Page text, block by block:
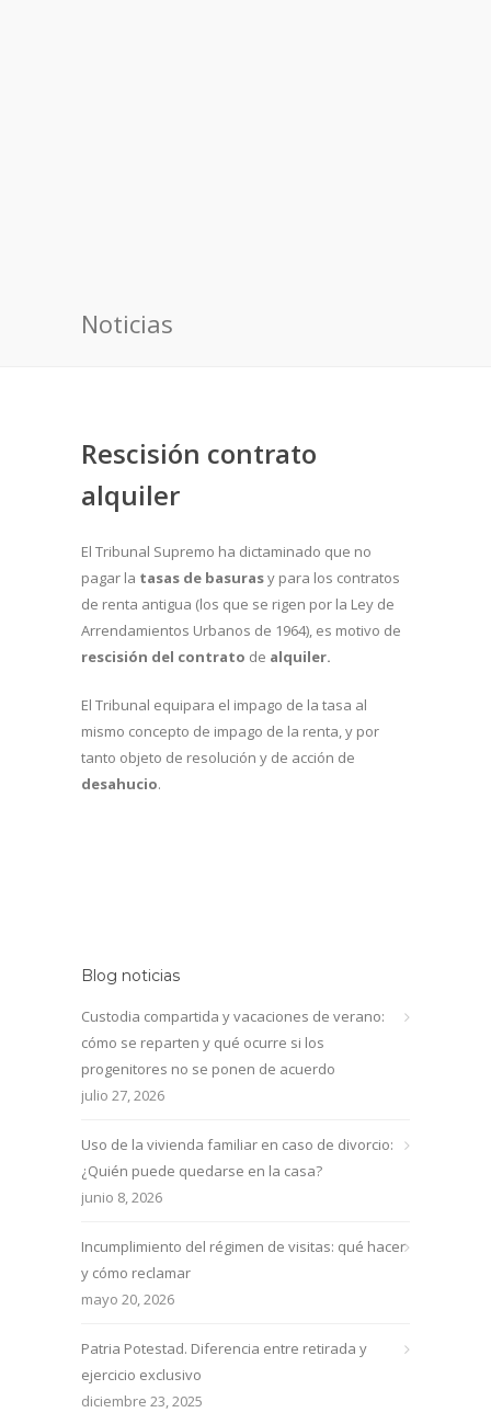
Noticias
Rescisión contrato
alquiler
El Tribunal Supremo ha dictaminado que no
pagar la tasas de basurasy para los contratos
de renta antigua (los que se rigen por la Ley de
Arrendamientos Urbanos de 1964), es motivo de
rescisión del contrato de alquiler.
El Tribunal equipara el impago de la tasa al
mismo concepto de impago de la renta, y por
tanto objeto de resolución y de acción de
desahucio.
Blog noticias
Custodia compartida y vacaciones de verano:
cómo se reparten y qué ocurre si los
progenitores no se ponen de acuerdo
julio 27, 2026
Uso de la vivienda familiar en caso de divorcio:
¿Quién puede quedarse en la casa?
junio 8, 2026
Incumplimiento del régimen de visitas: qué hacer
y cómo reclamar
mayo 20, 2026
Patria Potestad. Diferencia entre retirada y
ejercicio exclusivo
diciembre 23, 2025